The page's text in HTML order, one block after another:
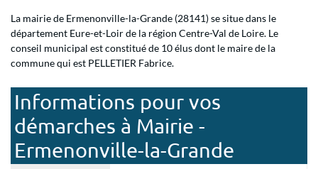
La mairie de Ermenonville-la-Grande (28141) se situe dans le
département Eure-et-Loir de la région Centre-Val de Loire. Le
conseil municipal est constitué de 10 élus dont le maire de la
commune qui est PELLETIER Fabrice.
Informations pour vos
démarches à Mairie -
Ermenonville-la-Grande